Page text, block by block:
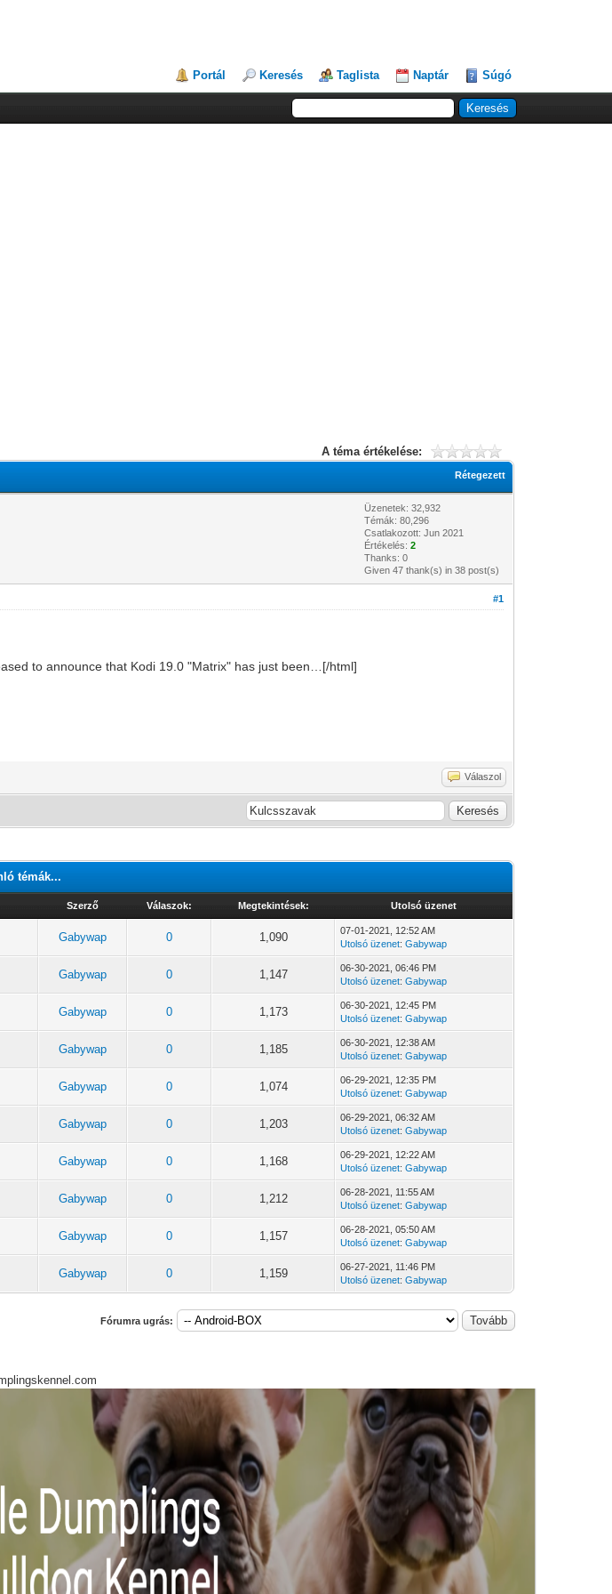
Portál Keresés Taglista Naptár Súgó
A téma értékelése:
Rétegezett
Üzenetek: 32,932
Témák: 80,296
Csatlakozott: Jun 2021
Értékelés:2
Thanks: 0
Given 47 thank(s) in 38 post(s)
#1
to announce that Kodi 19.0 "Matrix" has just been…[/html]
Válaszol
témák...
Szerző Válaszok: Megtekintések: Utolsó üzenet
Gabywap 0 1,090
07-01-2021, 12:52 AM
Utolsó üzenet:Gabywap
Gabywap 0 1,147
06-30-2021, 06:46 PM
Utolsó üzenet:Gabywap
Gabywap 0 1,173
06-30-2021, 12:45 PM
Utolsó üzenet:Gabywap
Gabywap 0 1,185
06-30-2021, 12:38 AM
Utolsó üzenet:Gabywap
Gabywap 0 1,074
06-29-2021, 12:35 PM
Utolsó üzenet:Gabywap
Gabywap 0 1,203
06-29-2021, 06:32 AM
Utolsó üzenet:Gabywap
Gabywap 0 1,168
06-29-2021, 12:22 AM
Utolsó üzenet:Gabywap
Gabywap 0 1,212
06-28-2021, 11:55 AM
Utolsó üzenet:Gabywap
Gabywap 0 1,157
06-28-2021, 05:50 AM
Utolsó üzenet:Gabywap
Gabywap 0 1,159
06-27-2021, 11:46 PM
Utolsó üzenet:Gabywap
Fórumra ugrás: